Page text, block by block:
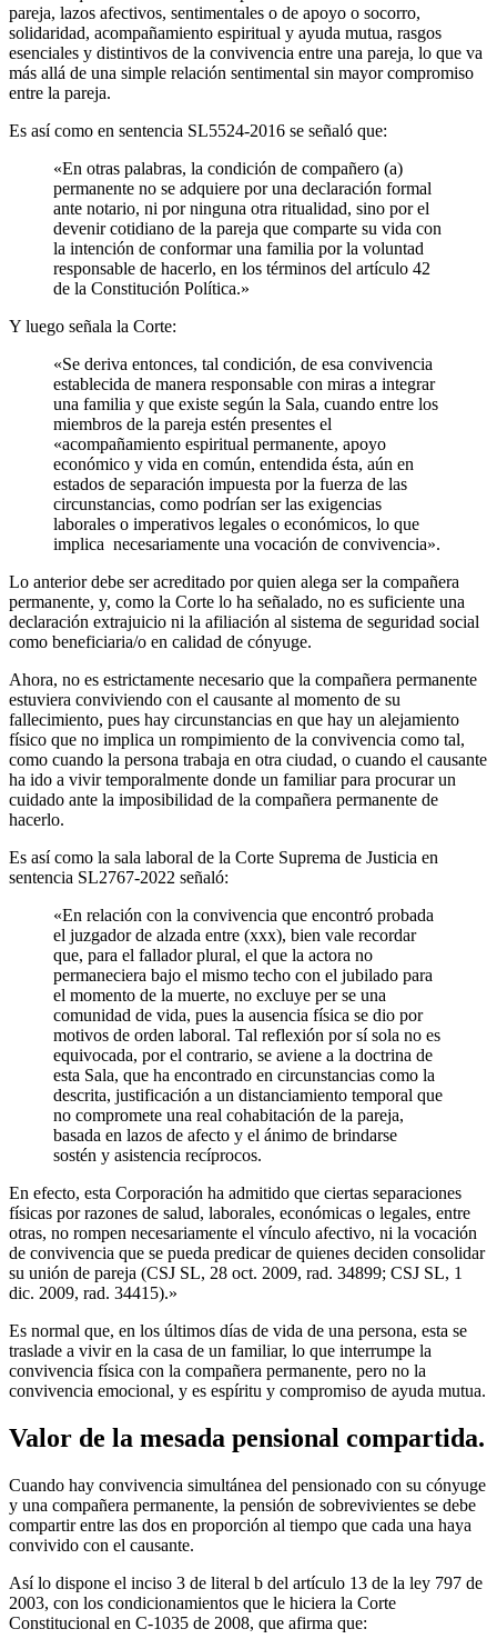
pareja, lazos afectivos, sentimentales o de apoyo o socorro,
solidaridad, acompañamiento espiritual y ayuda mutua, rasgos
esenciales y distintivos de la convivencia entre una pareja, lo que va
más allá de una simple relación sentimental sin mayor compromiso
entre la pareja.
Es así como en sentencia SL5524-2016 se señaló que:
«En otras palabras, la condición de compañero (a)
permanente no se adquiere por una declaración formal
ante notario, ni por ninguna otra ritualidad, sino por el
devenir cotidiano de la pareja que comparte su vida con
la intención de conformar una familia por la voluntad
responsable de hacerlo, en los términos del artículo 42
de la Constitución Política.»
Y luego señala la Corte:
«Se deriva entonces, tal condición, de esa convivencia
establecida de manera responsable con miras a integrar
una familia y que existe según la Sala, cuando entre los
miembros de la pareja estén presentes el
«acompañamiento espiritual permanente, apoyo
económico y vida en común, entendida ésta, aún en
estados de separación impuesta por la fuerza de las
circunstancias, como podrían ser las exigencias
laborales o imperativos legales o económicos, lo que
implica necesariamente una vocación de convivencia».
Lo anterior debe ser acreditado por quien alega ser la compañera
permanente, y, como la Corte lo ha señalado, no es suficiente una
declaración extrajuicio ni la afiliación al sistema de seguridad social
como beneficiaria/o en calidad de cónyuge.
Ahora, no es estrictamente necesario que la compañera permanente
estuviera conviviendo con el causante al momento de su
fallecimiento, pues hay circunstancias en que hay un alejamiento
físico que no implica un rompimiento de la convivencia como tal,
como cuando la persona trabaja en otra ciudad, o cuando el causante
ha ido a vivir temporalmente donde un familiar para procurar un
cuidado ante la imposibilidad de la compañera permanente de
hacerlo.
Es así como la sala laboral de la Corte Suprema de Justicia en
sentencia SL2767-2022 señaló:
«En relación con la convivencia que encontró probada
el juzgador de alzada entre (xxx), bien vale recordar
que, para el fallador plural, el que la actora no
permaneciera bajo el mismo techo con el jubilado para
el momento de la muerte, no excluye per se una
comunidad de vida, pues la ausencia física se dio por
motivos de orden laboral. Tal reflexión por sí sola no es
equivocada, por el contrario, se aviene a la doctrina de
esta Sala, que ha encontrado en circunstancias como la
descrita, justificación a un distanciamiento temporal que
no compromete una real cohabitación de la pareja,
basada en lazos de afecto y el ánimo de brindarse
sostén y asistencia recíprocos.
En efecto, esta Corporación ha admitido que ciertas separaciones
físicas por razones de salud, laborales, económicas o legales, entre
otras, no rompen necesariamente el vínculo afectivo, ni la vocación
de convivencia que se pueda predicar de quienes deciden consolidar
su unión de pareja (CSJ SL, 28 oct. 2009, rad. 34899; CSJ SL, 1
dic. 2009, rad. 34415).»
Es normal que, en los últimos días de vida de una persona, esta se
traslade a vivir en la casa de un familiar, lo que interrumpe la
convivencia física con la compañera permanente, pero no la
convivencia emocional, y es espíritu y compromiso de ayuda mutua.
Valor de la mesada pensional compartida.
Cuando hay convivencia simultánea del pensionado con su cónyuge
y una compañera permanente, la pensión de sobrevivientes se debe
compartir entre las dos en proporción al tiempo que cada una haya
convivido con el causante.
Así lo dispone el inciso 3 de literal b del artículo 13 de la ley 797 de
2003, con los condicionamientos que le hiciera la Corte
Constitucional en C-1035 de 2008, que afirma que: